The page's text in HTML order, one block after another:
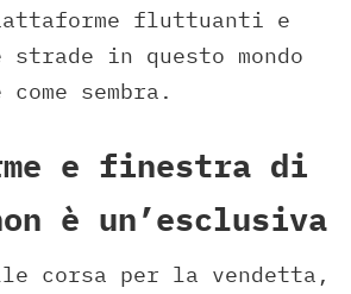
fluttuanti e
in questo mondo
sembra.
e finestra di
è un’esclusiva
corsa per la vendetta,